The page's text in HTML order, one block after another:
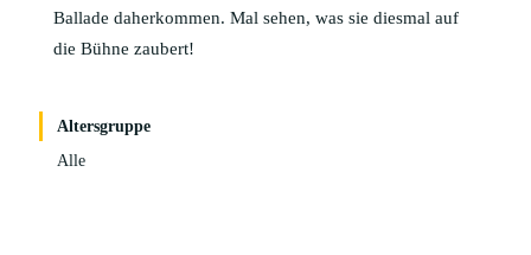
Ballade daherkommen. Mal sehen, was sie diesmal auf
die Bühne zaubert!
Altersgruppe
Alle